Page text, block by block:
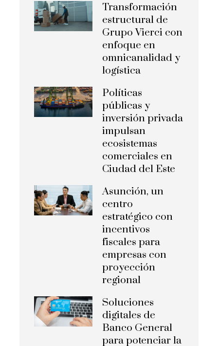
Transformación
estructural de
Grupo Vierci con
enfoque en
omnicanalidad y
logística
Políticas
públicas y
inversión privada
impulsan
ecosistemas
comerciales en
Ciudad del Este
Asunción, un
centro
estratégico con
incentivos
fiscales para
empresas con
proyección
regional
Soluciones
digitales de
Banco General
para potenciar la